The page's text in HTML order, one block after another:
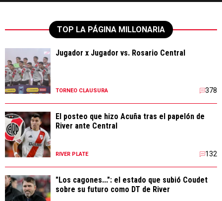
TOP LA PÁGINA MILLONARIA
Jugador x Jugador vs. Rosario Central
TORNEO CLAUSURA 378
El posteo que hizo Acuña tras el papelón de
River ante Central
RIVER PLATE 132
"Los cagones...": el estado que subió Coudet
sobre su futuro como DT de River